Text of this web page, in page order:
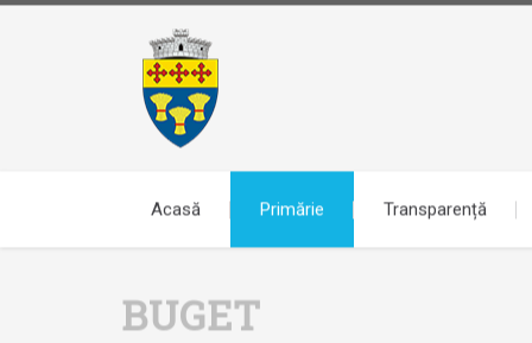
Acasă Primărie Transparență
BUGET